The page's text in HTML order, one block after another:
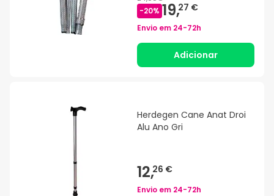
-20% 19,27 €
Envio em 24-72h
Adicionar
Herdegen Cane Anat Droi
Alu Ano Gri
12,26 €
Envio em 24-72h